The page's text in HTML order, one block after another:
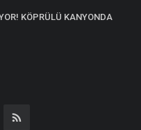
KÖPRÜLÜ KANYONDA